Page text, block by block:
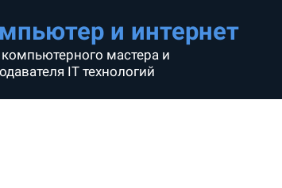
и интернет
мастера и
IT технологий